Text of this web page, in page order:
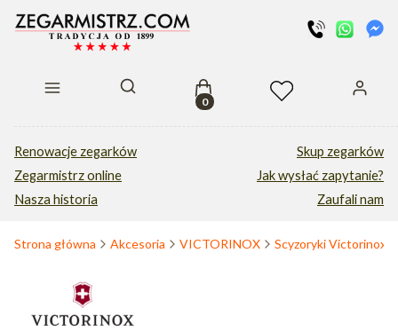
Otwórz wyszukiwarkęProdukty w koszyku: 0. Zobacz
Renowacje zegarków
Zegarmistrz online
Nasza historia
Skup zegarków
Jak wysłać zapytanie?
Zaufali nam
Strona główna Akcesoria VICTORINOX Scyzoryki Victorinox